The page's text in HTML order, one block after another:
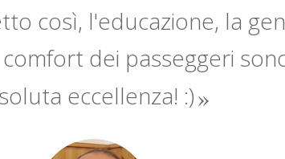
così, l'educazione, la
dei passeggeri
eccellenza! :)